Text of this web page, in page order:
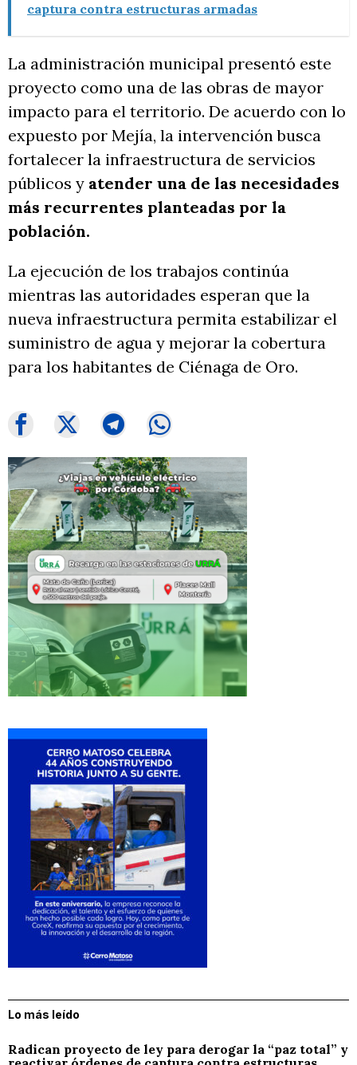
captura contra estructuras armadas
La administración municipal presentó este
proyecto como una de las obras de mayor
impacto para el territorio. De acuerdo con lo
expuesto por Mejía, la intervención busca
fortalecer la infraestructura de servicios
públicos y atender una de las necesidades
más recurrentes planteadas por la
población.
La ejecución de los trabajos continúa
mientras las autoridades esperan que la
nueva infraestructura permita estabilizar el
suministro de agua y mejorar la cobertura
para los habitantes de Ciénaga de Oro.
Lo más leído
Radican proyecto de ley para derogar la “paz total” y